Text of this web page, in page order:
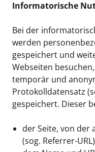
Informatorische
Bei der
werden
gespeichert und
Webseiten
temporär und
Protokolldatensatz
gespeichert. Dieser
der Seite, von der
(sog. Referrer-URL)